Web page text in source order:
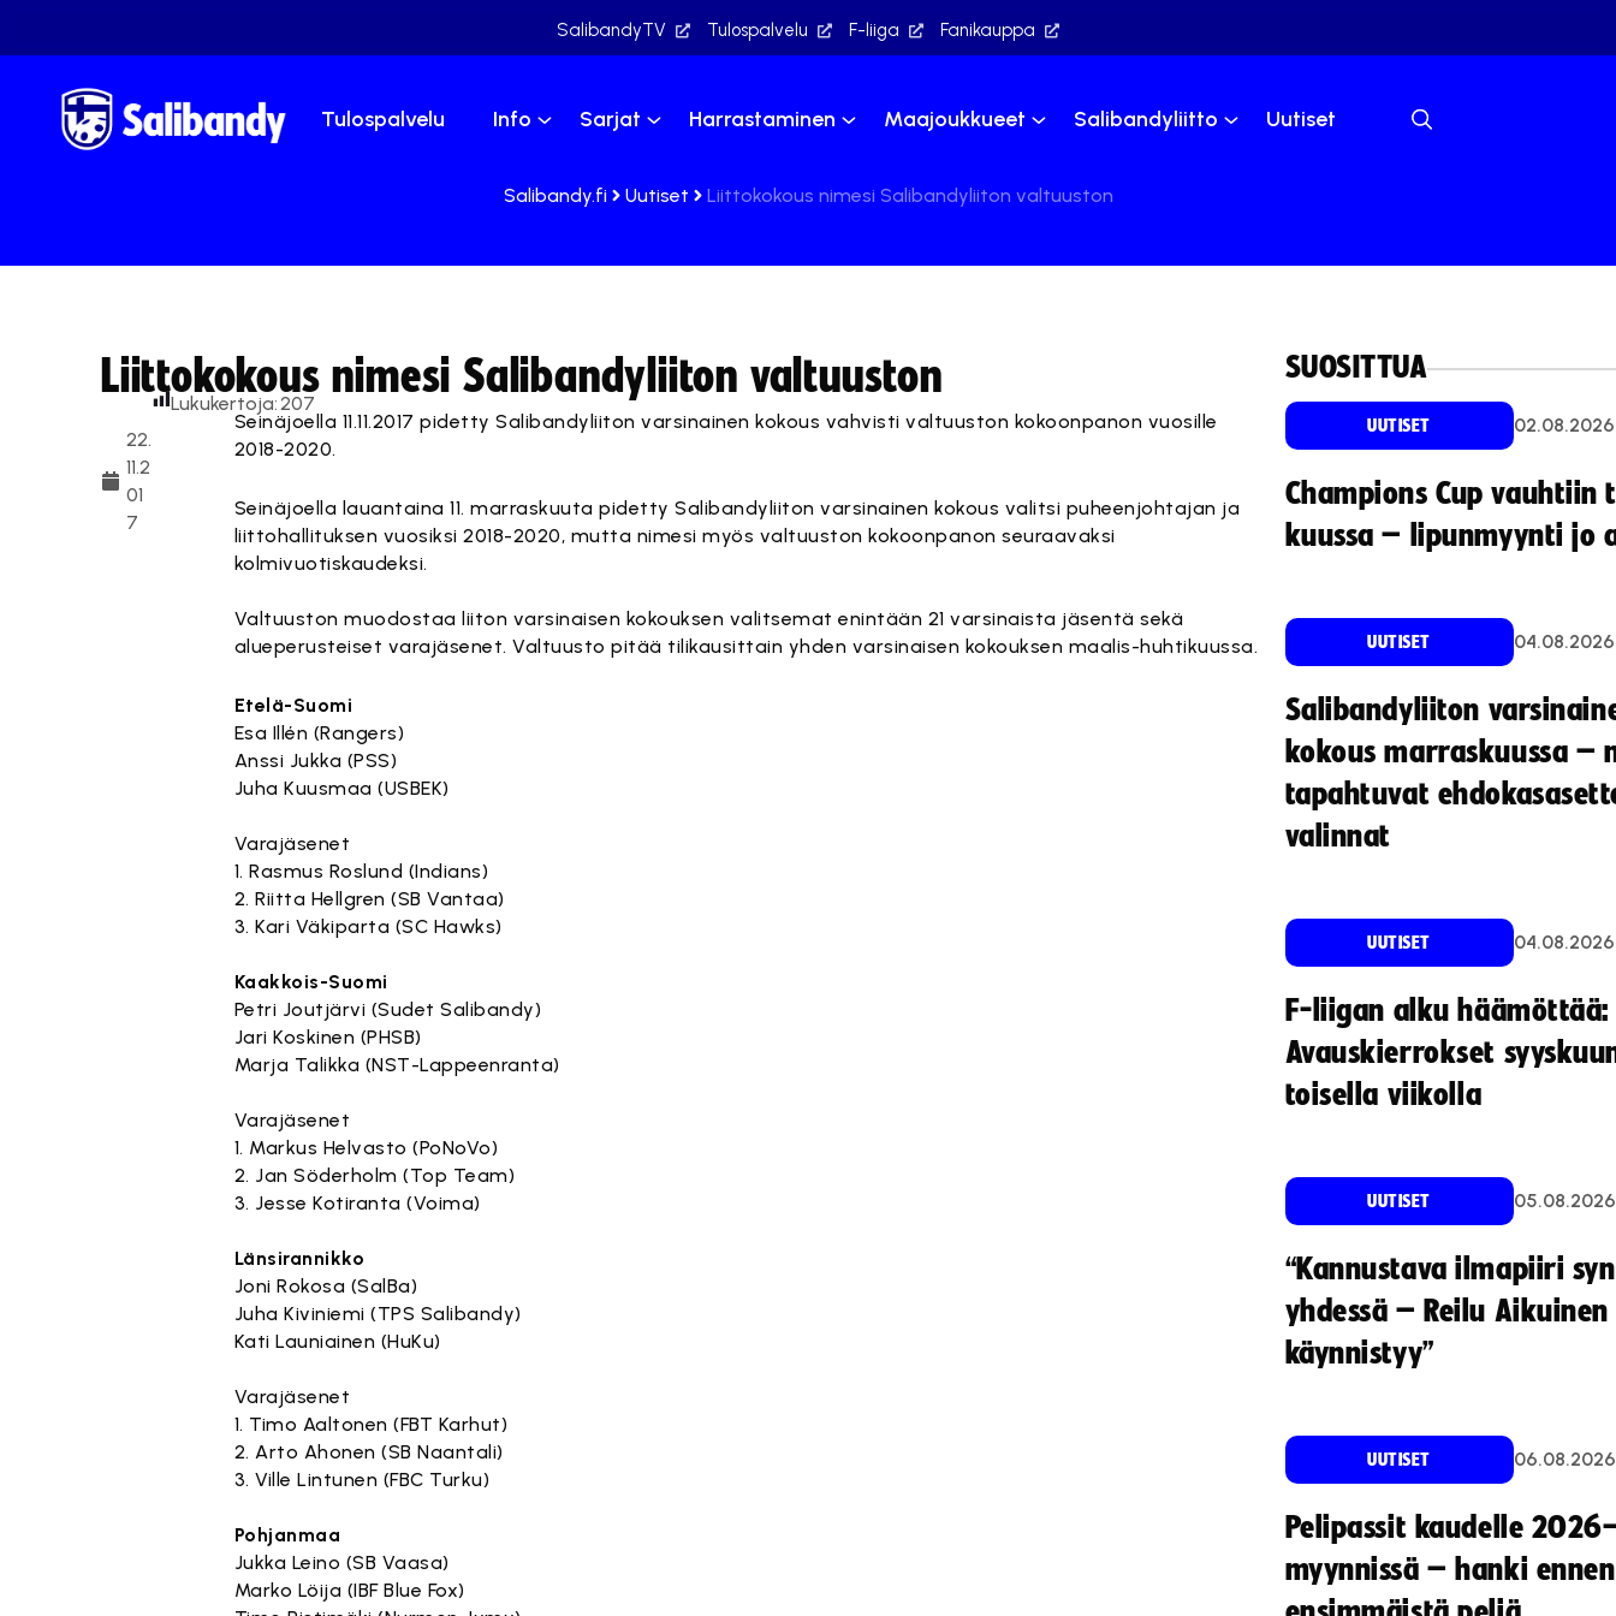
SalibandyTV Tulospalvelu F-liiga Fanikauppa
Tulospalvelu Info Sarjat Harrastaminen Maajoukkueet Salibandyliitto Uutiset
Salibandy.fi Uutiset Liittokokous nimesi Salibandyliiton valtuuston
Liittokokous nimesi Salibandyliiton valtuuston
22.
11.2
01
7
Lukukertoja:207
Seinäjoella 11.11.2017 pidetty Salibandyliiton varsinainen kokous vahvisti valtuuston kokoonpanon vuosille
2018-2020.
Seinäjoella lauantaina 11. marraskuuta pidetty Salibandyliiton varsinainen kokous valitsi puheenjohtajan ja
liittohallituksen vuosiksi 2018-2020, mutta nimesi myös valtuuston kokoonpanon seuraavaksi
kolmivuotiskaudeksi.
Valtuuston muodostaa liiton varsinaisen kokouksen valitsemat enintään 21 varsinaista jäsentä sekä
alueperusteiset varajäsenet. Valtuusto pitää tilikausittain yhden varsinaisen kokouksen maalis-huhtikuussa.
Etelä-Suomi
Esa Illén (Rangers)
Anssi Jukka (PSS)
Juha Kuusmaa (USBEK)
Varajäsenet
1. Rasmus Roslund (Indians)
2. Riitta Hellgren (SB Vantaa)
3. Kari Väkiparta (SC Hawks)
Kaakkois-Suomi
Petri Joutjärvi (Sudet Salibandy)
Jari Koskinen (PHSB)
Marja Talikka (NST-Lappeenranta)
Varajäsenet
1. Markus Helvasto (PoNoVo)
2. Jan Söderholm (Top Team)
3. Jesse Kotiranta (Voima)
Länsirannikko
Joni Rokosa (SalBa)
Juha Kiviniemi (TPS Salibandy)
Kati Launiainen (HuKu)
Varajäsenet
1. Timo Aaltonen (FBT Karhut)
2. Arto Ahonen (SB Naantali)
3. Ville Lintunen (FBC Turku)
Pohjanmaa
Jukka Leino (SB Vaasa)
Marko Löija (IBF Blue Fox)
SUOSITTUA
UUTISET 02.08.2026
Champions Cup vauhtiin
kuussa – lipunmyynti jo
UUTISET 04.08.2026
Salibandyliiton
kokous marraskuussa –
tapahtuvat
valinnat
UUTISET 04.08.2026
F-liigan alku häämöttää:
Avauskierrokset
toisella viikolla
UUTISET 05.08.2026
“Kannustava ilmapiiri
yhdessä – Reilu
käynnistyy”
UUTISET 06.08.2026
Pelipassit kaudelle
myynnissä – hanki ennen